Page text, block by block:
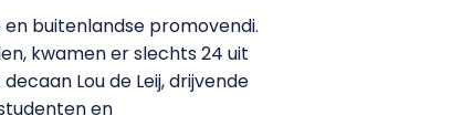
buitenlandse promovendi.
kwamen er slechts 24 uit
Lou de Leij, drijvende
en